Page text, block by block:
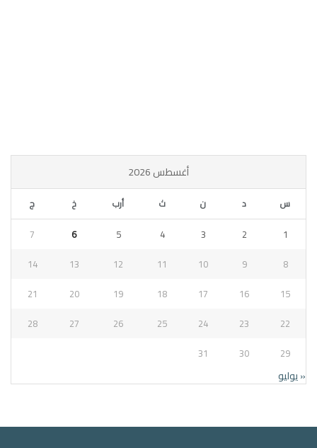
أغسطس 2026
س د ن ث أرب خ ج
1
2
3
4
5
6
7
8
9
10
11
12
13
14
15
16
17
18
19
20
21
22
23
24
25
26
27
28
29
30
31
« يوليو